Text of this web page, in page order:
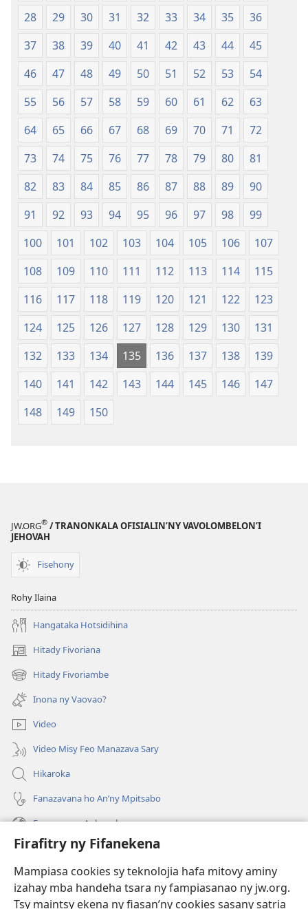
Firafitry ny Fifanekena
Mampiasa cookies sy teknolojia hafa mitovy aminy
izahay mba handeha tsara ny fampiasanao ny jw.org.
Tsy maintsy ekena ny fiasan’ny cookies sasany satria
28
29 30 31 32 33 34 35
36
37
38 39 40 41 42 43 44
45
46
47 48 49 50 51 52 53
54
55
56 57 58 59 60 61 62
63
64
65 66 67 68 69 70 71
72
73
74 75 76 77 78 79 80
81
82
83 84 85 86 87 88 89
90
91
92 93 94 95 96 97 98
99
100
101 102 103 104 105 106
107
108
109 110 111 112 113 114
115
116
117 118 119 120 121 122
123
124
125 126 127 128 129 130
131
132
133 134 135 136 137 138
139
140
141 142 143 144 145 146
147
148
149 150
JW.ORG® / TRANONKALA OFISIALIN’NY VAVOLOMBELON’I
JEHOVAH
Fisehony
Rohy Ilaina
Hangataka Hotsidihina
Hitady Fivoriana
(manokatra
rohy) Hitady Fivoriambe
(manokatra
rohy) Inona ny Vaovao?
Video
Video Misy Feo Manazava Sary
Hikaroka
Fanazavana ho An’ny Mpitsabo
Fanazavana Ankapobeny
Fanampiana
Fanomezana
(manokatra
rohy)